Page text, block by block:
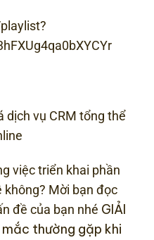
dịch vụ CRM tổng thể
việc triển khai phần
Mời bạn đọc
đề của bạn nhé GIẢI
thường gặp khi